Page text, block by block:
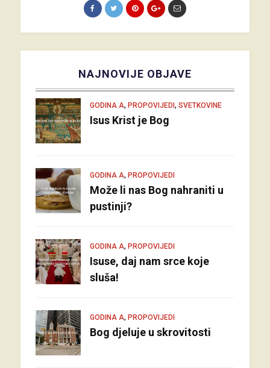
NAJNOVIJE OBJAVE
GODINA A, PROPOVIJEDI, SVETKOVINE
Isus Krist je Bog
GODINA A, PROPOVIJEDI
Može li nas Bog nahraniti u
pustinji?
GODINA A, PROPOVIJEDI
Isuse, daj nam srce koje
sluša!
GODINA A, PROPOVIJEDI
Bog djeluje u skrovitosti